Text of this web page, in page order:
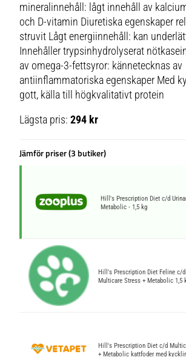
mineralinnehåll: lågt innehåll av
och D-vitamin Diuretiska egenskaper
struvit Lågt energiinnehåll: kan
Innehåller trypsinhydrolyserat
av omega-3-fettsyror: kännetecknas av
antiinflammatoriska egenskaper Med
gott, källa till högkvalitativt protein
Lägsta pris:294 kr
Jämför priser (3 butiker)
Hill's Prescription Diet c/d
Metabolic - 1,5 kg
Hill's Prescription Diet Feline c/d
Multicare Stress + Metabolic 1,5
Hill's Prescription Diet c/d
+ Metabolic kattfoder med